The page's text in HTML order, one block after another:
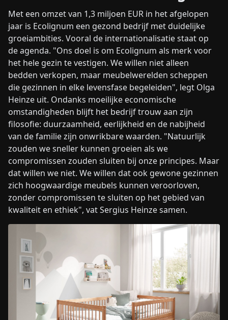
Met een omzet van 1,3 miljoen EUR in het afgelopen
jaar is Ecolignum een gezond bedrijf met duidelijke
groeiambities. Vooral de internationalisatie staat op
de agenda. "Ons doel is om Ecolignum als merk voor
het hele gezin te vestigen. We willen niet alleen
bedden verkopen, maar meubelwerelden scheppen
die gezinnen in elke levensfase begeleiden", legt Olga
Heinze uit. Ondanks moeilijke economische
omstandigheden blijft het bedrijf trouw aan zijn
filosofie: duurzaamheid, eerlijkheid en de nabijheid
van de familie zijn onwrikbare waarden. "Natuurlijk
zouden we sneller kunnen groeien als we
compromissen zouden sluiten bij onze principes. Maar
dat willen we niet. We willen dat ook gewone gezinnen
zich hoogwaardige meubels kunnen veroorloven,
zonder compromissen te sluiten op het gebied van
kwaliteit en ethiek", vat Sergius Heinze samen.